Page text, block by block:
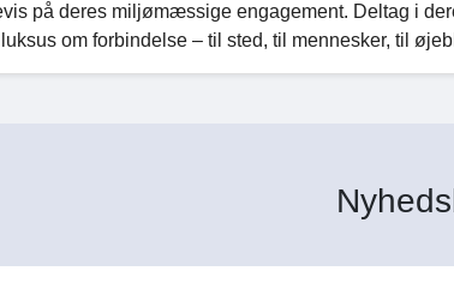
på deres miljømæssige engagement. Deltag i
om forbindelse – til sted, til mennesker, til